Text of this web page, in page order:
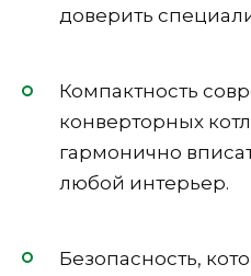
доверить
Компактность
конверторных
гармонично
любой интерьер.
Безопасность,